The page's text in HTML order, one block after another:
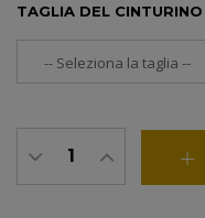
TAGLIA DEL CINTURINO